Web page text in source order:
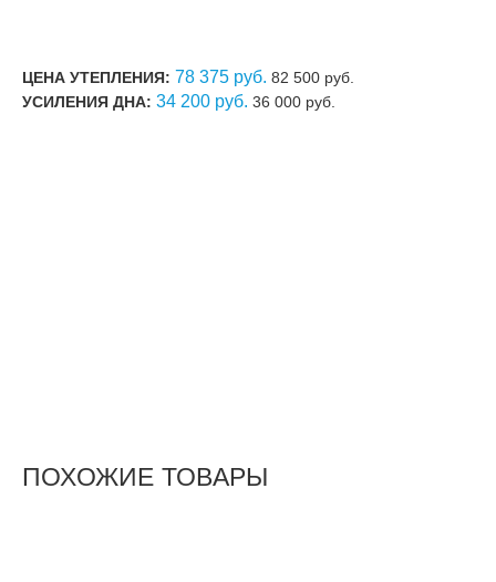
ЦЕНА УТЕПЛЕНИЯ: 78 375 руб. 82 500 руб.
УСИЛЕНИЯ ДНА: 34 200 руб. 36 000 руб.
ПОХОЖИЕ ТОВАРЫ